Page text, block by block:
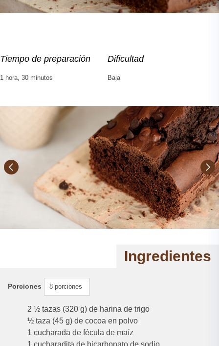
Tiempo de preparación
1 hora, 30 minutos
Dificultad
Baja
Ingredientes
Porciones 8 porciones
2 ½ tazas (320 g) de harina de trigo
½ taza (45 g) de cocoa en polvo
1 cucharada de fécula de maíz
1 cucharadita de bicarbonato de sodio